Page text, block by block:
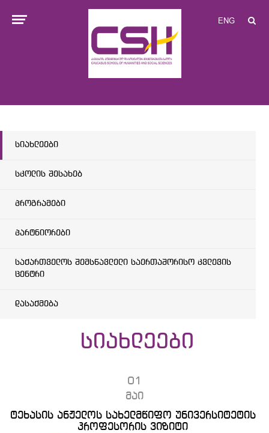
ENG
სიახლეები
სკოლის შესახებ
პროგრამები
პარტნიორები
საქართველოს შემსწავლელი საერთაშორისო კვლევის
ცენტრი
დასაქმება
სიახლეები
01
მაი
ტეხასის ანჟელოს სახელმწიფო უნივერსიტეტის
პროფესორის ვიზიტი